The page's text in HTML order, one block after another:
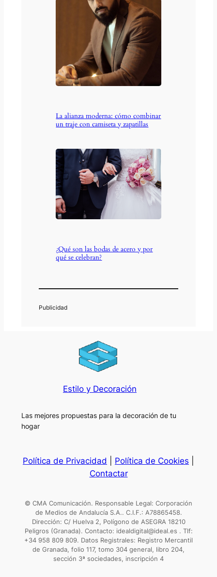
La alianza moderna: cómo combinar
un traje con camiseta y zapatillas
¿Qué son las bodas de acero y por
qué se celebran?
Estilo y Decoración
Las mejores propuestas para la decoración de tu
hogar
Política de Privacidad Política de Cookies
Contactar
© CMA Comunicación. Responsable Legal: Corporación
de Medios de Andalucía S.A.. C.I.F.: A78865458.
Dirección: C/ Huelva 2, Polígono de ASEGRA 18210
Peligros (Granada). Contacto: idealdigital@ideal.es . Tlf:
+34 958 809 809. Datos Registrales: Registro Mercantil
de Granada, folio 117, tomo 304 general, libro 204,
sección 3ª sociedades, inscripción 4